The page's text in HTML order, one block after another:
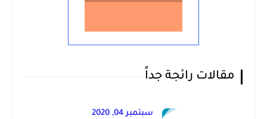
مقالات رائجة جداً
سبتمبر 04, 2020